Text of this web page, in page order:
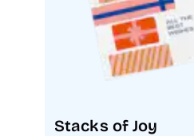
Stacks of Joy